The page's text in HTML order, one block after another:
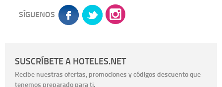
SÍGUENOS
SUSCRÍBETE A HOTELES.NET
Recibe nuestras ofertas, promociones y códigos descuento que
tenemos preparado para ti.